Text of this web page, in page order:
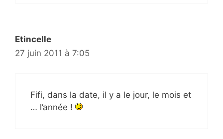
Etincelle
27 juin 2011 à 7:05
Fifi, dans la date, il y a le jour, le mois et
… l’année !